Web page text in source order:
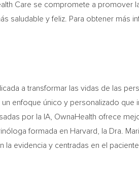
Care se compromete a promover
saludable y feliz. Para obtener más
a transformar las vidas de las
enfoque único y personalizado que
por la IA, OwnaHealth ofrece
formada en Harvard , la Dra.
evidencia y centradas en el